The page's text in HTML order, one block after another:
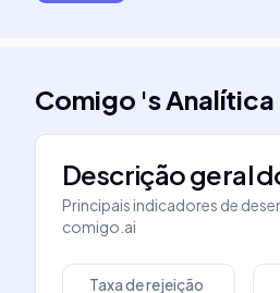
Comigo 'sAnalítica
Descrição geral
Principais indicadores de
comigo.ai
Taxa de rejeição